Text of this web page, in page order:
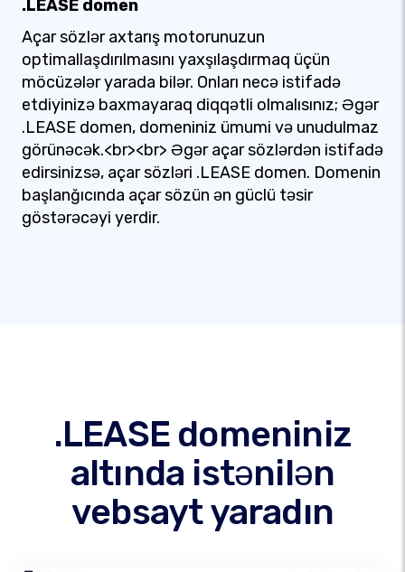
.LEASE domen
Açar sözlər axtarış motorunuzun
optimallaşdırılmasını yaxşılaşdırmaq üçün
möcüzələr yarada bilər. Onları necə istifadə
etdiyinizə baxmayaraq diqqətli olmalısınız; Əgər
.LEASE domen, domeniniz ümumi və unudulmaz
görünəcək.<br><br> Əgər açar sözlərdən istifadə
edirsinizsə, açar sözləri .LEASE domen. Domenin
başlanğıcında açar sözün ən güclü təsir
göstərəcəyi yerdir.
.LEASE domeniniz
altında istənilən
vebsayt yaradın